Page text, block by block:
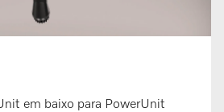
em baixo para PowerUnit